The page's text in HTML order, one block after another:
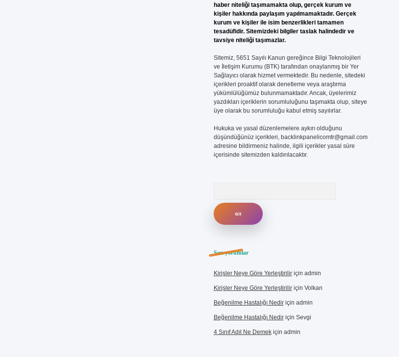
haber niteliği taşımamakta olup, gerçek kurum ve
kişiler hakkında paylaşım yapılmamaktadır. Gerçek
kurum ve kişiler ile isim benzerlikleri tamamen
tesadüfidir. Sitemizdeki bilgiler taslak halindedir ve
tavsiye niteliği taşımazlar.
Sitemiz, 5651 Sayılı Kanun gereğince Bilgi Teknolojileri
ve İletişim Kurumu (BTK) tarafından onaylanmış bir Yer
Sağlayıcı olarak hizmet vermektedir. Bu nedenle, sitedeki
içerikleri proaktif olarak denetleme veya araştırma
yükümlülüğümüz bulunmamaktadır. Ancak, üyelerimiz
yazdıkları içeriklerin sorumluluğunu taşımakta olup, siteye
üye olarak bu sorumluluğu kabul etmiş sayılırlar.
Hukuka ve yasal düzenlemelere aykırı olduğunu
düşündüğünüz içerikleri, backlinkpanelicomtr@gmail.com
adresine bildirmeniz halinde, ilgili içerikler yasal süre
içerisinde sitemizden kaldırılacaktır.
Son yorumlar
Kirişler Neye Göre Yerleştiriliriçin admin
Kirişler Neye Göre Yerleştiriliriçin Volkan
Beğenilme Hastalığı Nediriçin admin
Beğenilme Hastalığı Nediriçin Sevgi
4 Sınıf Adıl Ne Demekiçin admin